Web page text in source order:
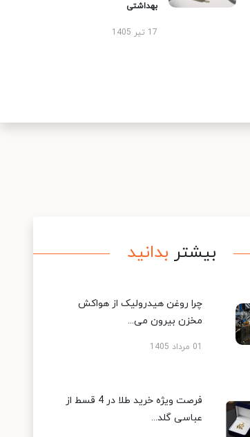
بهداشتی
17 تیر 1405
بیشتر بدانید
چرا روغن هیدرولیک از هواکش
مخزن بیرون می...
01 مرداد 1405
فرصت ویژه خرید طلا در 4 قسط از
عباسی گلد...